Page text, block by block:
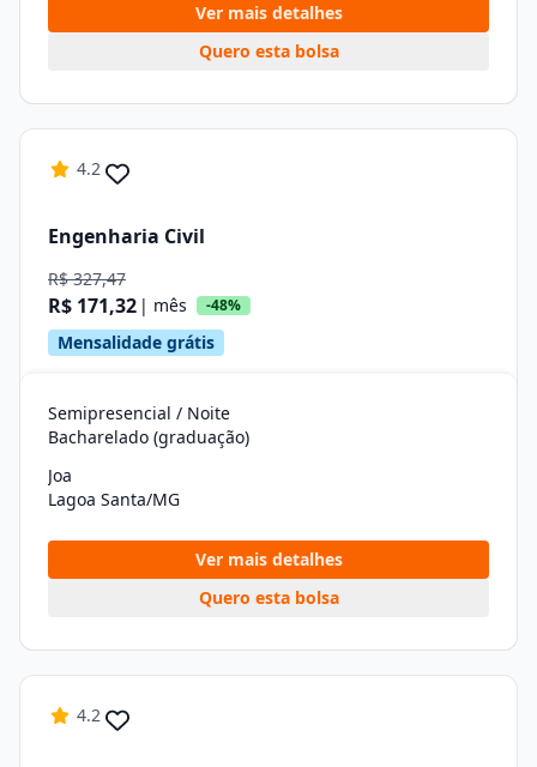
Ver mais detalhes
Quero esta bolsa
4.2
Engenharia Civil
R$ 327,47
R$ 171,32 | mês -48%
Mensalidade grátis
Semipresencial / Noite
Bacharelado (graduação)
Joa
Lagoa Santa/MG
Ver mais detalhes
Quero esta bolsa
4.2